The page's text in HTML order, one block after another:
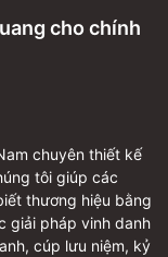
cho chính
chuyên thiết kế
tôi giúp các
thương hiệu bằng
giải pháp vinh danh
cúp lưu niệm, kỷ